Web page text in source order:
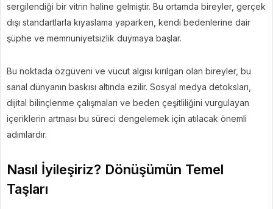
sergilendiği bir vitrin haline gelmiştir. Bu ortamda bireyler, gerçek
dışı standartlarla kıyaslama yaparken, kendi bedenlerine dair
şüphe ve memnuniyetsizlik duymaya başlar.
Bu noktada özgüveni ve vücut algısı kırılgan olan bireyler, bu
sanal dünyanın baskısı altında ezilir. Sosyal medya detoksları,
dijital bilinçlenme çalışmaları ve beden çeşitliliğini vurgulayan
içeriklerin artması bu süreci dengelemek için atılacak önemli
adımlardır.
Nasıl İyileşiriz? Dönüşümün Temel
Taşları